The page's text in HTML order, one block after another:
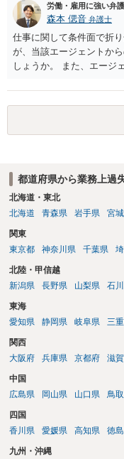
労働・雇用に強い弁
森本 偲音 弁護士
仕事に関して条件面で折
が、当該エージェントか
しょうか。 また、エージ
ずは最寄りの法律事務所
都道府県から業務上過
北海道・東北
北海道
青森県 岩手県 宮
関東
東京都
神奈川県 千葉県
北陸・甲信越
新潟県
長野県 山梨県 石
東海
愛知県
静岡県 岐阜県 三
関西
大阪府
兵庫県 京都府 滋
中国
広島県
岡山県 山口県 鳥
四国
香川県
愛媛県 高知県 徳
九州・沖縄